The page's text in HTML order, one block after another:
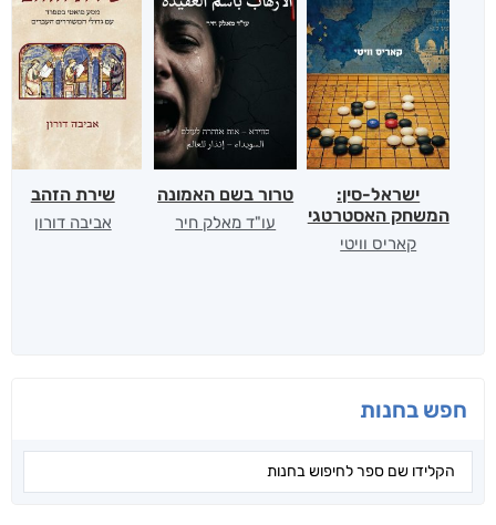
חפש בחנות
ישראל-סין:
המשחק האסטרטגי
קאריס וויטי
טרור בשם האמונה
עו"ד מאלק חיר
שירת הזהב
אביבה דורון